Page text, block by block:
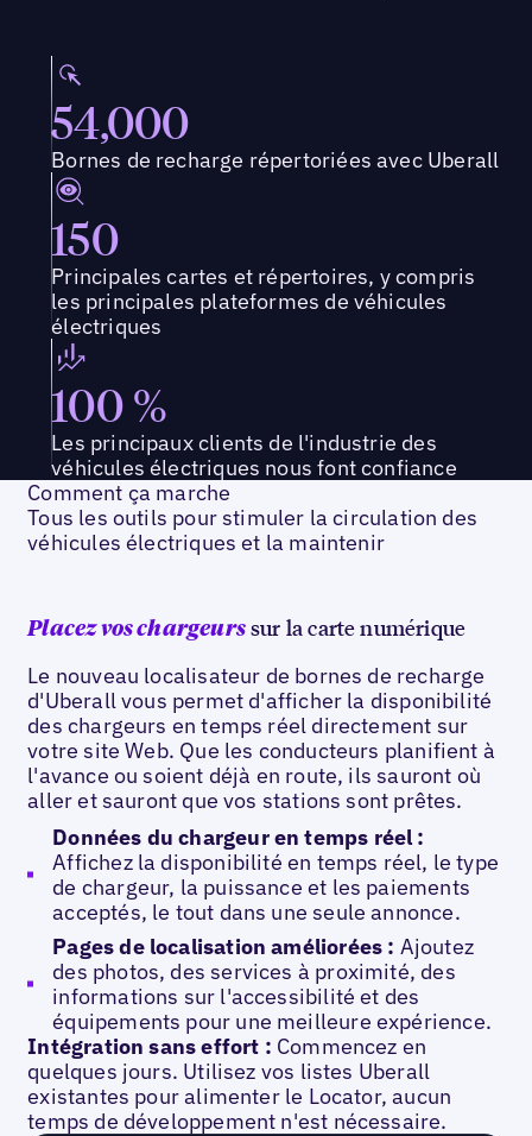
54,000
Bornes de recharge répertoriées avec Uberall
150
Principales cartes et répertoires, y compris
les principales plateformes de véhicules
électriques
100 %
Les principaux clients de l'industrie des
véhicules électriques nous font confiance
Comment ça marche
Tous les outils pour stimuler la circulation des
véhicules électriques et la maintenir
Placez vos chargeurssur la carte numérique
Le nouveau localisateur de bornes de recharge
d'Uberall vous permet d'afficher la disponibilité
des chargeurs en temps réel directement sur
votre site Web. Que les conducteurs planifient à
l'avance ou soient déjà en route, ils sauront où
aller et sauront que vos stations sont prêtes.
Données du chargeur en temps réel :
Affichez la disponibilité en temps réel, le type
de chargeur, la puissance et les paiements
acceptés, le tout dans une seule annonce.
Pages de localisation améliorées : Ajoutez
des photos, des services à proximité, des
informations sur l'accessibilité et des
équipements pour une meilleure expérience.
Intégration sans effort : Commencez en
quelques jours. Utilisez vos listes Uberall
existantes pour alimenter le Locator, aucun
temps de développement n'est nécessaire.